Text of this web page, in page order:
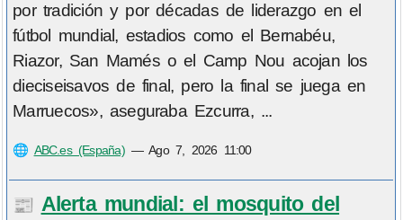
por tradición y por décadas de liderazgo en el
fútbol mundial, estadios como el Bernabéu,
Riazor, San Mamés o el Camp Nou acojan los
dieciseisavos de final, pero la final se juega en
Marruecos», aseguraba Ezcurra, ...
🌐 ABC.es (España)—Ago 7, 2026 11:00
📰 Alerta mundial: el mosquito del